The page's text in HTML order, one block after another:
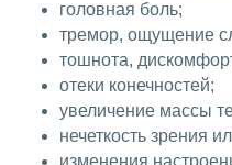
головная боль;
тремор, ощущение
тошнота,
отеки конечностей;
увеличение массы
нечеткость зрения
изменения